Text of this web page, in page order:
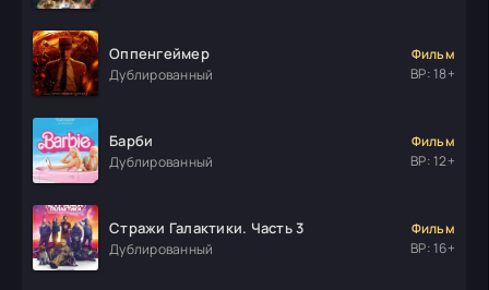
Оппенгеймер
Дублированный
Фильм
ВР: 18+
Барби
Дублированный
Фильм
ВР: 12+
Стражи Галактики. Часть 3
Дублированный
Фильм
ВР: 16+